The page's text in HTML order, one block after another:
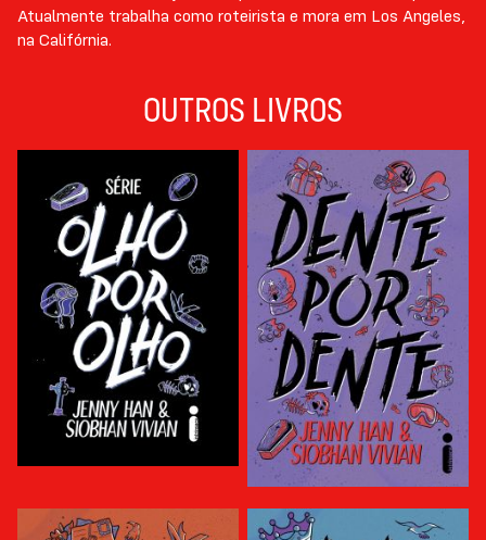
Atualmente trabalha como roteirista e mora em Los Angeles,
na Califórnia.
OUTROS LIVROS